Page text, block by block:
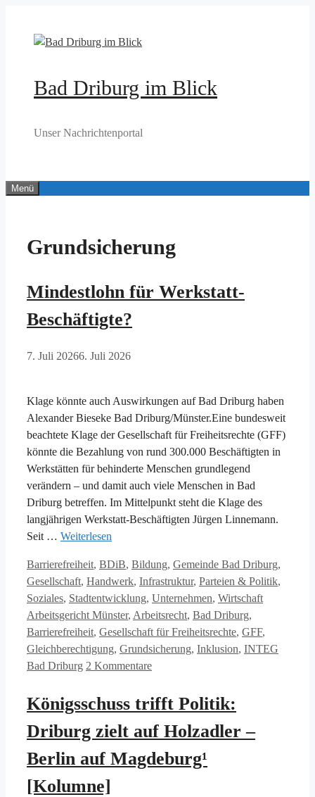
springen
Bad Driburg im Blick
Unser Nachrichtenportal
Menü
Grundsicherung
Mindestlohn für Werkstatt-
Beschäftigte?
7. Juli 20266. Juli 2026
Klage könnte auch Auswirkungen auf Bad Driburg haben
Alexander Bieseke Bad Driburg/Münster.Eine bundesweit
beachtete Klage der Gesellschaft für Freiheitsrechte (GFF)
könnte die Bezahlung von rund 300.000 Beschäftigten in
Werkstätten für behinderte Menschen grundlegend
verändern – und damit auch viele Menschen in Bad
Driburg betreffen. Im Mittelpunkt steht die Klage des
langjährigen Werkstatt-Beschäftigten Jürgen Linnemann.
Seit … Weiterlesen
Kategorien
Barrierefreiheit, BDiB, Bildung, Gemeinde Bad Driburg,
Gesellschaft, Handwerk, Infrastruktur, Parteien & Politik,
Soziales, Stadtentwicklung, Unternehmen, Wirtschaft
Arbeitsgericht Münster, Arbeitsrecht, Bad Driburg,
Barrierefreiheit, Gesellschaft für Freiheitsrechte, GFF,
Gleichberechtigung, Grundsicherung, Inklusion, INTEG
Bad Driburg 2 Kommentare
Königsschuss trifft Politik:
Driburg zielt auf Holzadler –
Berlin auf Magdeburg¹
[Kolumne]